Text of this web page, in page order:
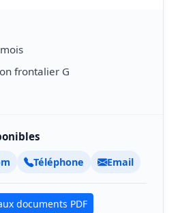
frontalier G
Téléphone Email
documents PDF